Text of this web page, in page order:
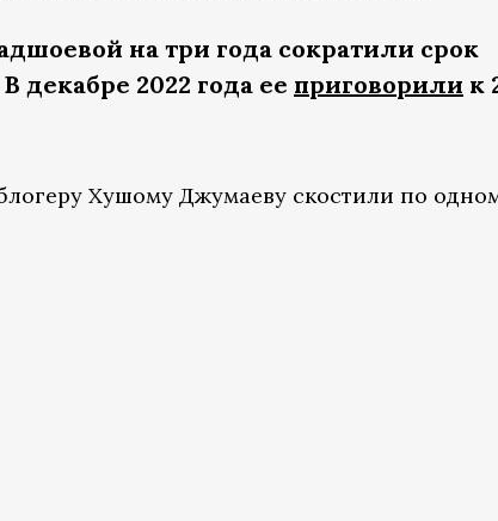
на три года сократили срок
декабре 2022 года ее приговорили к
Хушому Джумаеву скостили по